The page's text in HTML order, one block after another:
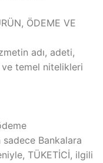
ÖDEME VE
adı, adeti,
ve temel nitelikleri
sadece Bankalara
TÜKETİCİ, ilgili